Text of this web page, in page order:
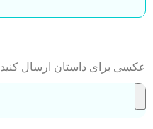
عکسی برای داستان ارسال کنید